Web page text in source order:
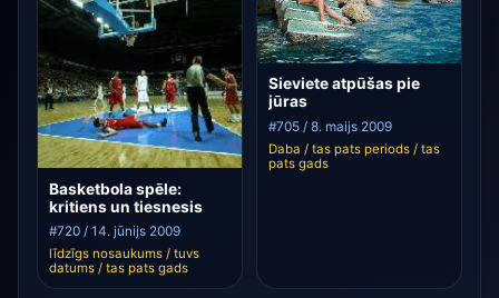
Basketbola spēle:
kritiens un tiesnesis
#720 / 14. jūnijs 2009
līdzīgs nosaukums / tuvs
datums / tas pats gads
Sieviete atpūšas pie
jūras
#705 / 8. maijs 2009
Daba / tas pats periods / tas
pats gads